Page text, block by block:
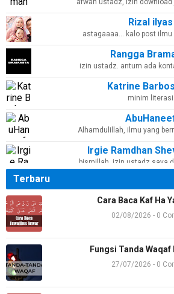
afwan ustadz, izin
Rizal ilyas
astagaaaa... kalo post
Rangga
izin ustadz. antum ada
Katrine
minim literasi
Alhamdulillah, ilmu yang
Irgie Ramdhan
bismillah, izin ustadz saya
Ac Madya
Dian
Terbaru
Cara Baca Kaf Ha
02/08/2026 - 0
27/07/2026 - 0